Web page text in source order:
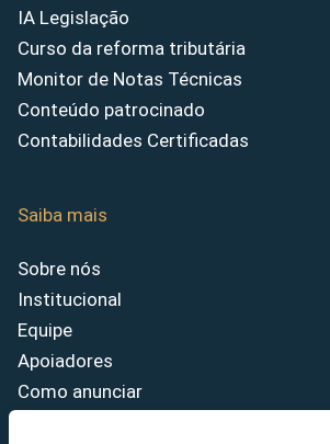
IA Legislação
Curso da reforma tributária
Monitor de Notas Técnicas
Conteúdo patrocinado
Contabilidades Certificadas
Saiba mais
Sobre nós
Institucional
Equipe
Apoiadores
Como anunciar